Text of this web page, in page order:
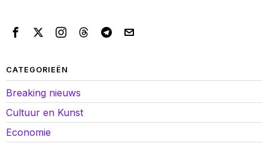
CATEGORIEËN
Breaking nieuws
Cultuur en Kunst
Economie